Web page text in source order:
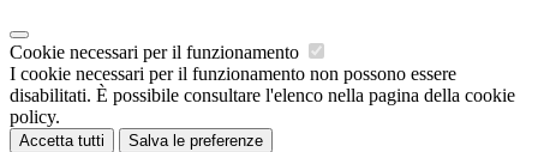
Cookie necessari per il funzionamento
I cookie necessari per il funzionamento non possono essere
disabilitati. È possibile consultare l'elenco nella pagina della cookie
policy.
Accetta tutti Salva le preferenze